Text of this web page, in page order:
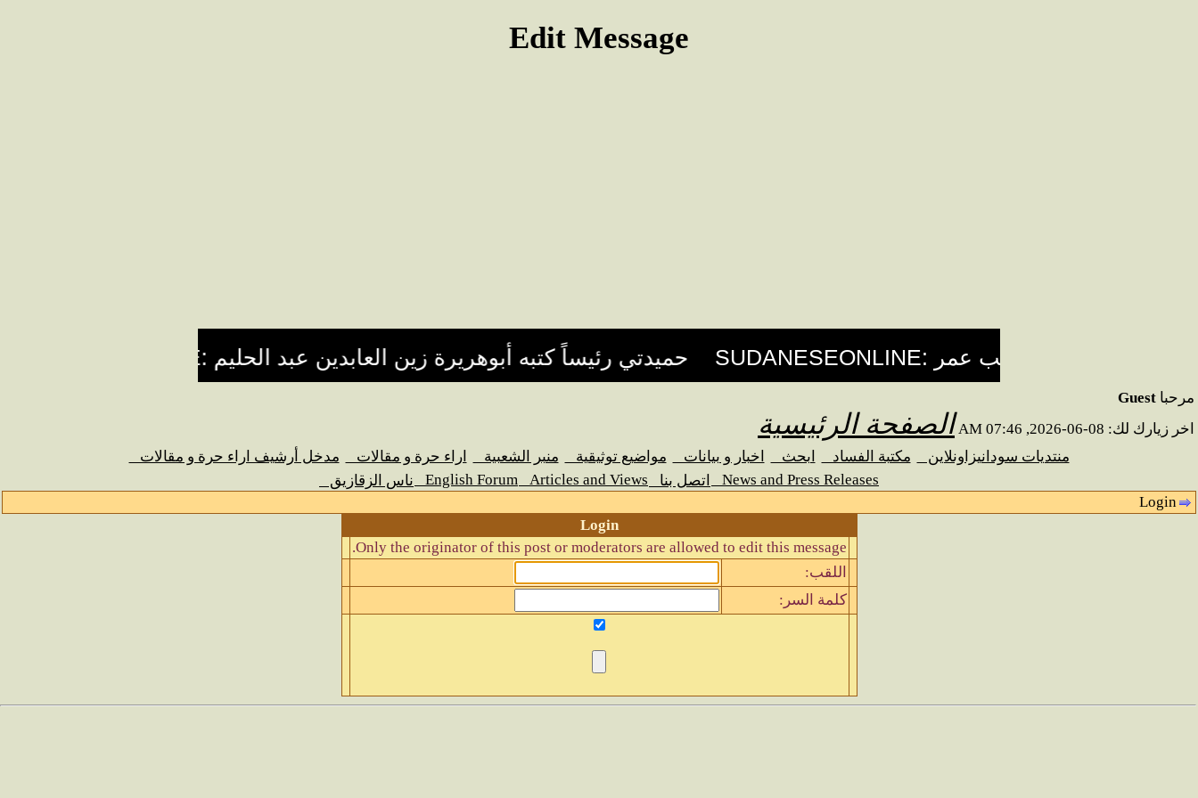
Edit Message
مرحبا Guest
اخر زيارك لك: 08-06-2026, 07:46 AM
الصفحة الرئيسية
منتديات سودانيزاونلاين مكتبة الفساد ابحث اخبار و بيانات مواضيع توثيقية منبر الشعبية اراء حرة و مقالات
مدخل أرشيف اراء حرة و مقالات
News and Press Releases
اتصل بنا Articles and Views
English Forum
ناس الزقازيق
Login
Login
Only the originator of this post or moderators are allowed to edit this message.
اللقب:
كلمة السر: